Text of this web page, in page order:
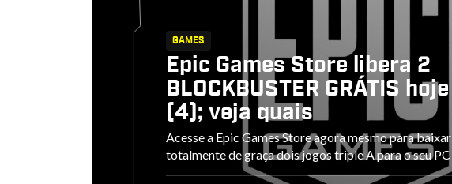
GAMES
Epic Games Store libera 2
BLOCKBUSTER GRÁTIS hoje
(4); veja quais
Acesse a Epic Games Store agora mesmo para baixar
totalmente de graça dois jogos triple A para o seu PC